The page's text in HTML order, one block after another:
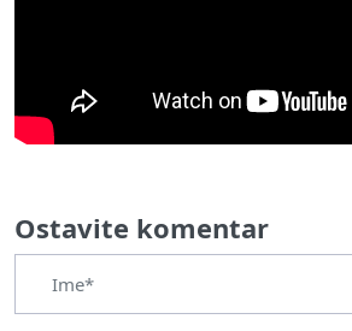
Ostavite komentar